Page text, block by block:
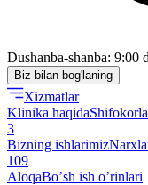
Dushanba-shanba: 9:00
Biz bilan bog'laning
Xizmatlar
Klinika haqida
3
Bizning ishlarimiz
109
AloqaBoʼsh ish oʼrinlari